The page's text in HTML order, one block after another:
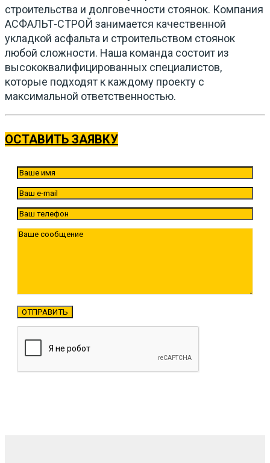
строительства и долговечности стоянок. Компания
АСФАЛЬТ-СТРОЙ занимается качественной
укладкой асфальта и строительством стоянок
любой сложности. Наша команда состоит из
высококвалифицированных специалистов,
которые подходят к каждому проекту с
максимальной ответственностью.
ОСТАВИТЬ ЗАЯВКУ